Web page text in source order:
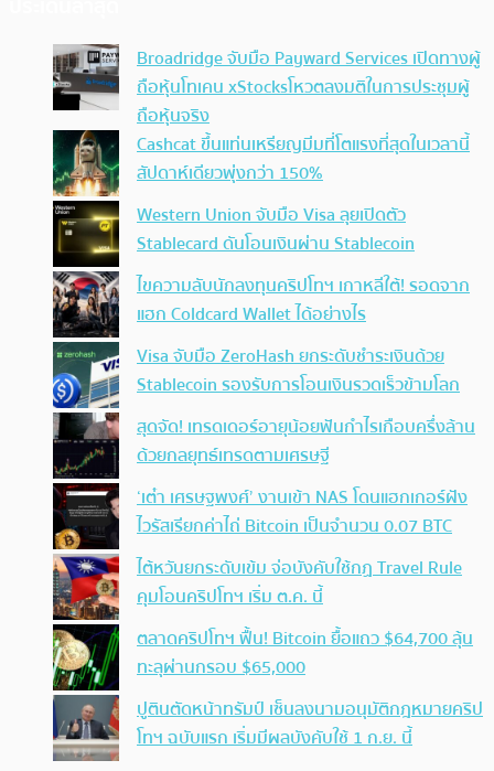
Broadridge จับมือ Payward Services เปิดทางผู้
ถือหุ้นโทเคน xStocksโหวตลงมติในการประชุมผู้
ถือหุ้นจริง
Cashcat ขึ้นแท่นเหรียญมีมที่โตแรงที่สุดในเวลานี้
สัปดาห์เดียวพุ่งกว่า 150%
Western Union จับมือ Visa ลุยเปิดตัว
Stablecard ดันโอนเงินผ่าน Stablecoin
ไขความลับนักลงทุนคริปโทฯ เกาหลีใต้! รอดจาก
แฮก Coldcard Wallet ได้อย่างไร
Visa จับมือ ZeroHash ยกระดับชำระเงินด้วย
Stablecoin รองรับการโอนเงินรวดเร็วข้ามโลก
สุดจัด! เทรดเดอร์อายุน้อยฟันกำไรเกือบครึ่งล้าน
ด้วยกลยุทธ์เทรดตามเศรษฐี
‘เต๋า เศรษฐพงศ์’ งานเข้า NAS โดนแฮกเกอร์ฝัง
ไวรัสเรียกค่าไถ่ Bitcoin เป็นจำนวน 0.07 BTC
ไต้หวันยกระดับเข้ม จ่อบังคับใช้กฏ Travel Rule
คุมโอนคริปโทฯ เริ่ม ต.ค. นี้
ตลาดคริปโทฯ ฟื้น! Bitcoin ยื้อแถว $64,700 ลุ้น
ทะลุผ่านกรอบ $65,000
ปูตินตัดหน้าทรัมป์ เซ็นลงนามอนุมัติกฎหมายคริป
โทฯ ฉบับแรก เริ่มมีผลบังคับใช้ 1 ก.ย. นี้